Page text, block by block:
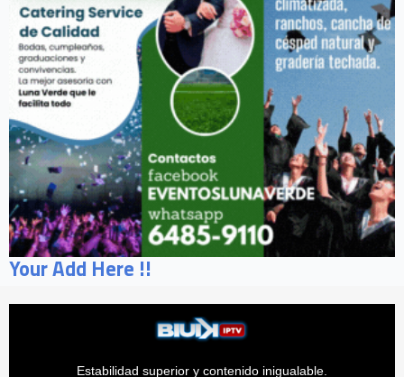
Your Add Here !!
Estabilidad superior y contenido inigualable.